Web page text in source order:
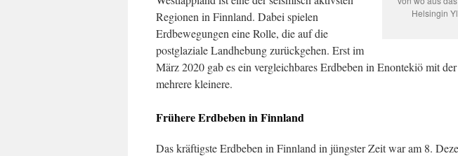
Helsingin
Regionen in Finnland. Dabei spielen
Erdbewegungen eine Rolle, die auf die
postglaziale Landhebung zurückgehen. Erst im
März 2020 gab es ein vergleichbares Erdbeben in Enontekiö mit
mehrere kleinere.
Frühere Erdbeben in Finnland
Das kräftigste Erdbeben in Finnland in jüngster Zeit war am 8.